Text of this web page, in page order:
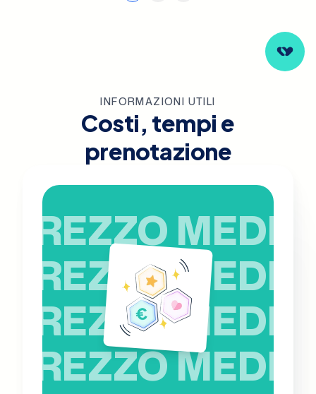
INFORMAZIONI UTILI
Costi, tempi e
prenotazione
PREZZO MEDIO
PREZZO MEDIO
PREZZO MEDIO
PREZZO MEDIO